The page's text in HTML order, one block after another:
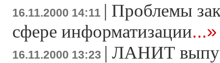
16.11.2000 14:11 | Проблемы
сфере информатизации...»
16.11.2000 13:23 | ЛАНИТ